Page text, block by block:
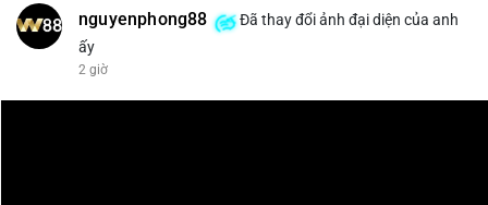
nguyenphong88
Đã thay đổi ảnh đại diện của anh
ấy
2 giờ